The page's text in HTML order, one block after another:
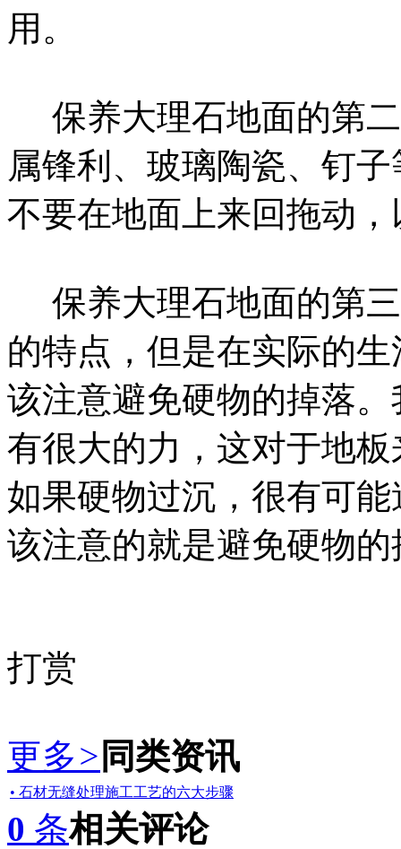
用。
保养大理石地面的第
属锋利、玻璃陶瓷、钉
不要在地面上来回拖动
保养大理石地面的第
的特点，但是在实际的
该注意避免硬物的掉落
有很大的力，这对于地
如果硬物过沉，很有可
该注意的就是避免硬物的
打赏
更多> 同类资讯
• 石材无缝处理施工工艺的六大步骤
0 条相关评论